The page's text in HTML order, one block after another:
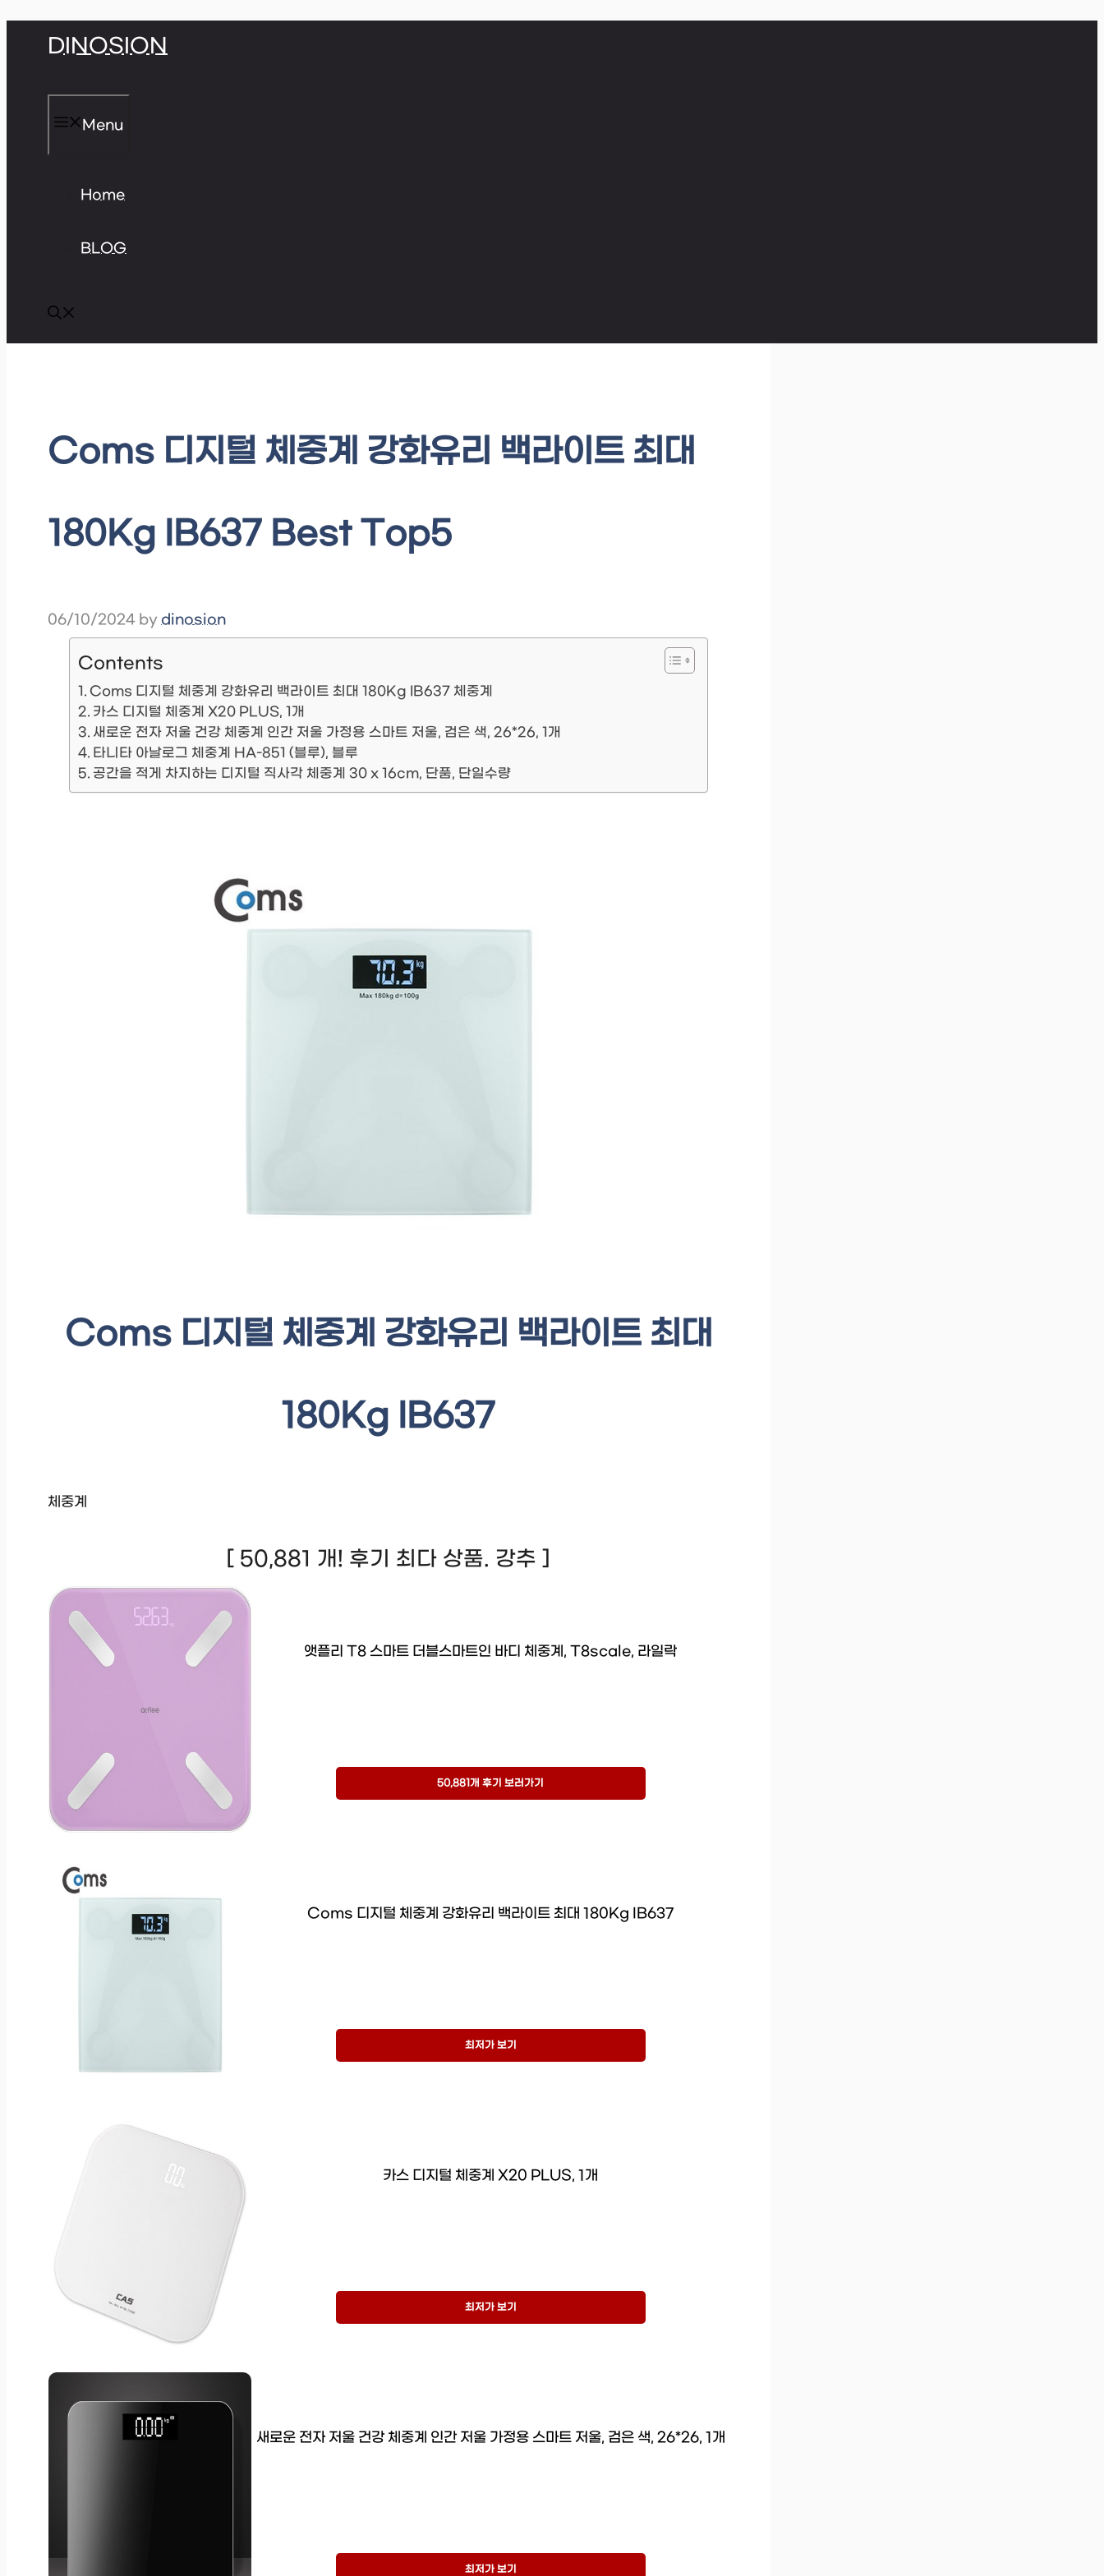
DINOSION
Menu
Home
BLOG
Coms 디지털 체중계 강화유리 백라이트 최대
180Kg IB637 Best Top5
06/10/2024 by dinosion
Contents
Coms 디지털 체중계 강화유리 백라이트 최대 180Kg IB637 체중계
카스 디지털 체중계 X20 PLUS, 1개
새로운 전자 저울 건강 체중계 인간 저울 가정용 스마트 저울, 검은 색, 26*26, 1개
타니타 아날로그 체중계 HA-851 (블루), 블루
공간을 적게 차지하는 디지털 직사각 체중계 30 x 16cm, 단품, 단일수량
Coms 디지털 체중계 강화유리 백라이트 최대
180Kg IB637
체중계
[ 50,881 개! 후기 최다 상품. 강추 ]
앳플리 T8 스마트 더블스마트인 바디 체중계, T8scale, 라일락
50,881개 후기 보러가기
Coms 디지털 체중계 강화유리 백라이트 최대 180Kg IB637
최저가 보기
카스 디지털 체중계 X20 PLUS, 1개
최저가 보기
새로운 전자 저울 건강 체중계 인간 저울 가정용 스마트 저울, 검은 색, 26*26, 1개
최저가 보기